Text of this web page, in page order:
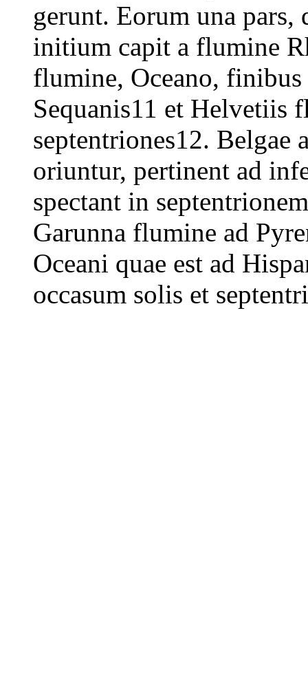
gerunt. Eorum una
initium capit a flumine
flumine, Oceano,
Sequanis11 et Helvetiis
septentriones12.
oriuntur, pertinent ad
spectant in
Garunna flumine ad
Oceani quae est ad
occasum solis et